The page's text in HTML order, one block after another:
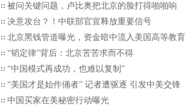
被问关键问题，卢比奥把北京的脸打得啪啪响
决意攻台？！中联部官宣释放重要信号
北京黑钱管道曝光，资金暗中流入美国高等教育
“韬定律”背后：北京苦苦求而不得
“中国模式再成功，也难以复制”
“美国才是始作俑者” 记者遭驱逐 引发中美交锋
中国买家在美秘密行动曝光